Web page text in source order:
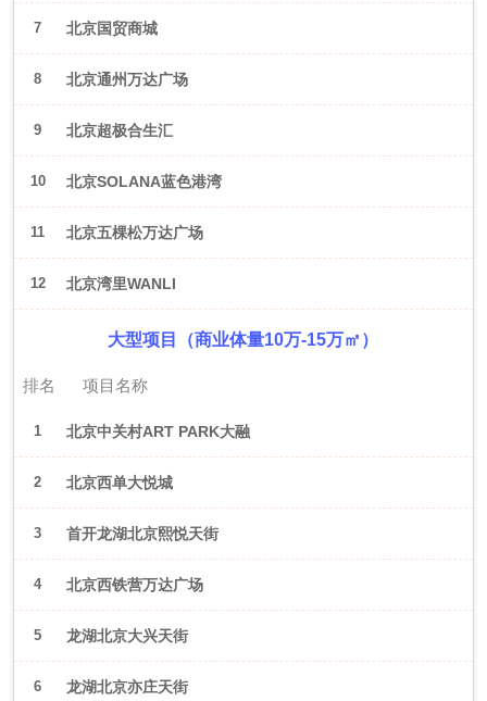
7 北京国贸商城
8 北京通州万达广场
9 北京超极合生汇
10 北京SOLANA蓝色港湾
11 北京五棵松万达广场
12 北京湾里WANLI
大型项目（商业体量10万-15万㎡）
排名 项目名称
1 北京中关村ART PARK大融
城
2 北京西单大悦城
3 首开龙湖北京熙悦天街
4 北京西铁营万达广场
5 龙湖北京大兴天街
6 龙湖北京亦庄天街